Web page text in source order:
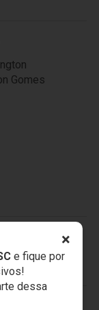
×
e fique por
dessa
Gomes
Andrade